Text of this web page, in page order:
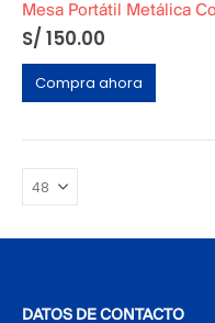
S/ 150.00
Compra ahora
DATOS DE CONTACTO